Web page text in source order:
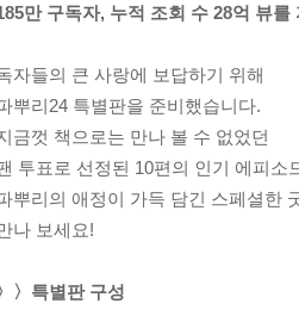
만 구독자, 누적 조회 수 28억 뷰
자들의 큰 사랑에 보답하기 위해
뿌리24 특별판을 준비했습니다.
금껏 책으로는 만나 볼 수 없었던
투표로 선정된 10편의 인기 에피소
뿌리의 애정이 가득 담긴 스페셜한
나 보세요!
〉특별판 구성